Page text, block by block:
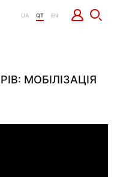
UA QT EN
МОБІЛІЗАЦІЯ